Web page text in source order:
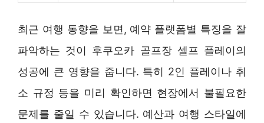
최근 여행 동향을 보면, 예약 플랫폼별 특징을 잘
파악하는 것이 후쿠오카 골프장 셀프 플레이의
성공에 큰 영향을 줍니다. 특히 2인 플레이나 취
소 규정 등을 미리 확인하면 현장에서 불필요한
문제를 줄일 수 있습니다. 예산과 여행 스타일에